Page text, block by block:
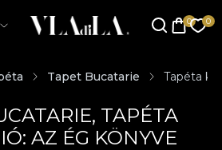
Tapet Bucatarie Tapéta
TAPÉTA
AZ ÉG KÖNYVE